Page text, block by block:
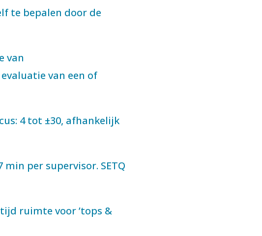
te bepalen door de
van
van een of
4 tot ±30, afhankelijk
per supervisor. SETQ
ruimte voor ’tops &